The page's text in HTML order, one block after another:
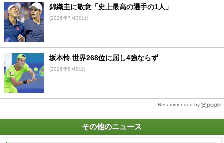
錦織圭に敬意「史上最高の選手の1人」
(2026年7月30日)
坂本怜 世界268位に屈し4強ならず
(2026年8月8日)
Recommended by
その他のニュース